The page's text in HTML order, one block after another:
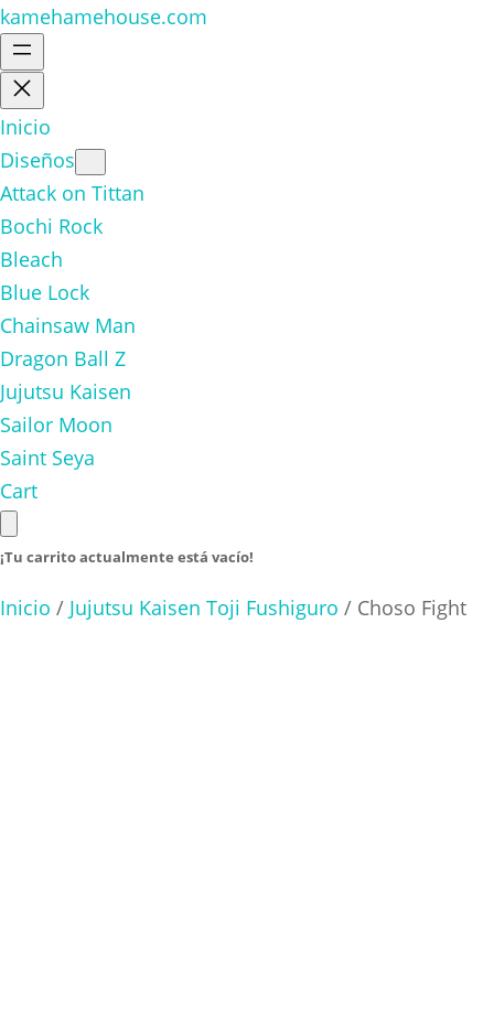
kamehamehouse.com
Inicio
Diseños
Attack on Tittan
Bochi Rock
Bleach
Blue Lock
Chainsaw Man
Dragon Ball Z
Jujutsu Kaisen
Sailor Moon
Saint Seya
Cart
¡Tu carrito actualmente está vacío!
Inicio / Jujutsu Kaisen Toji Fushiguro / Choso Fight